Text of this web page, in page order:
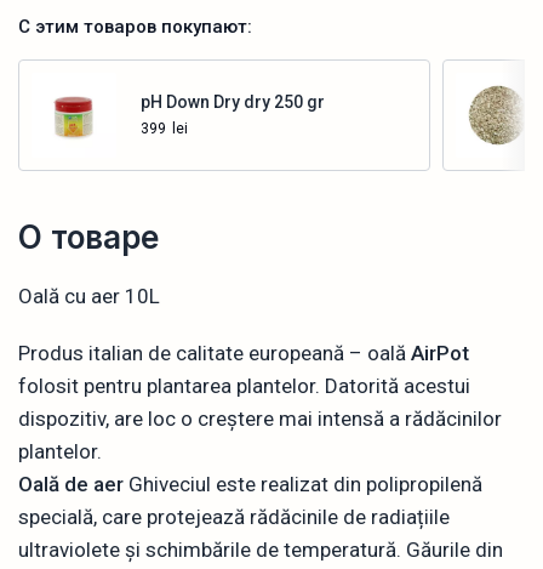
С этим товаров покупают:
pH Down Dry dry 250 gr
399 lei
Купить
О товаре
Oală cu aer 10L
Produs italian de calitate europeană – oalăAirPot
folosit pentru plantarea plantelor. Datorită acestui
dispozitiv, are loc o creștere mai intensă a rădăcinilor
plantelor.
Oală de aer Ghiveciul este realizat din polipropilenă
specială, care protejează rădăcinile de radiațiile
ultraviolete și schimbările de temperatură. Găurile din